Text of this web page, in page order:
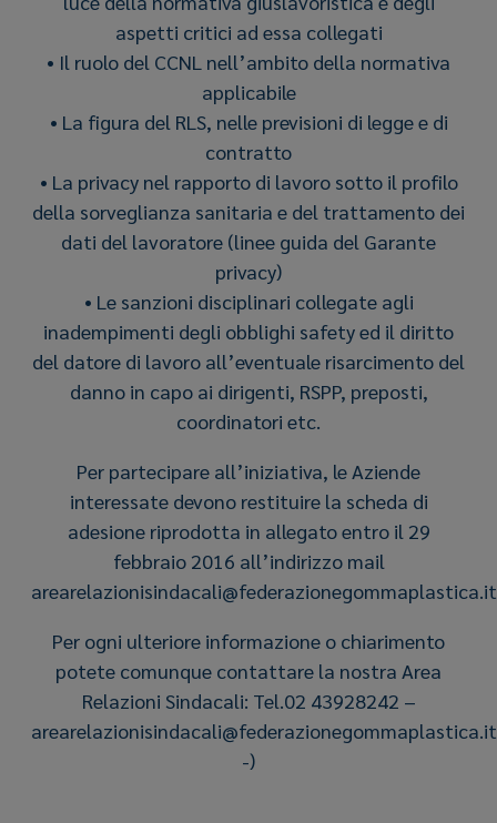
aspetti critici ad essa collegati
• Il ruolo del CCNL nell’ambito della normativa
applicabile
• La figura del RLS, nelle previsioni di legge e di
contratto
• La privacy nel rapporto di lavoro sotto il profilo
della sorveglianza sanitaria e del trattamento dei
dati del lavoratore (linee guida del Garante
privacy)
• Le sanzioni disciplinari collegate agli
inadempimenti degli obblighi safety ed il diritto
del datore di lavoro all’eventuale risarcimento del
danno in capo ai dirigenti, RSPP, preposti,
coordinatori etc.
Per partecipare all’iniziativa, le Aziende
interessate devono restituire la scheda di
adesione riprodotta in allegato entro il 29
febbraio 2016 all’indirizzo mail
Per ogni ulteriore informazione o chiarimento
potete comunque contattare la nostra Area
Relazioni Sindacali: Tel.02 43928242 –
arearelazionisindacali@federazionegommaplastica.it
-)